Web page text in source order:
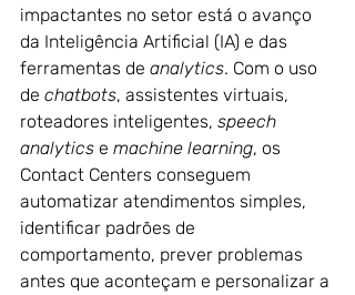
impactantes no setor está o avanço
da Inteligência Artificial (IA) e das
ferramentas de analytics. Com o uso
de chatbots, assistentes virtuais,
roteadores inteligentes, speech
analytics e machine learning, os
Contact Centers conseguem
automatizar atendimentos simples,
identificar padrões de
comportamento, prever problemas
antes que aconteçam e personalizar a